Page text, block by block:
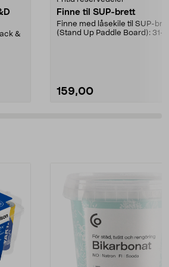
&
Finne til SUP-brett
Finne med låsekile til SUP-brett
(Stand Up Paddle Board): 31-
159,00